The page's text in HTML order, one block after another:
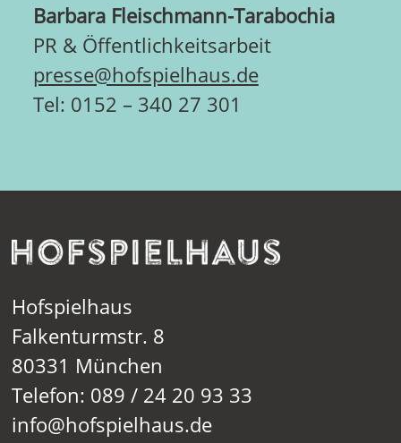
Barbara Fleischmann-Tarabochia
PR & Öffentlichkeitsarbeit
presse@hofspielhaus.de
Tel: 0152 – 340 27 301
Hofspielhaus
Falkenturmstr. 8
80331 München
Telefon: 089 / 24 20 93 33
info@hofspielhaus.de